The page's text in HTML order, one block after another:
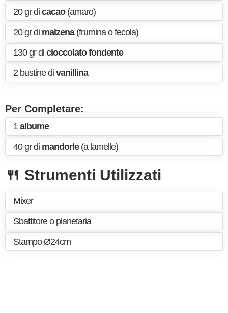
20 gr di cacao(amaro)
20 gr di maizena(frumina o fecola)
130 gr di cioccolato fondente
2 bustine di vanillina
Per Completare:
1albume
40 gr di mandorle(a lamelle)
🍴 Strumenti Utilizzati
Mixer
Sbattitore o planetaria
Stampo Ø24cm